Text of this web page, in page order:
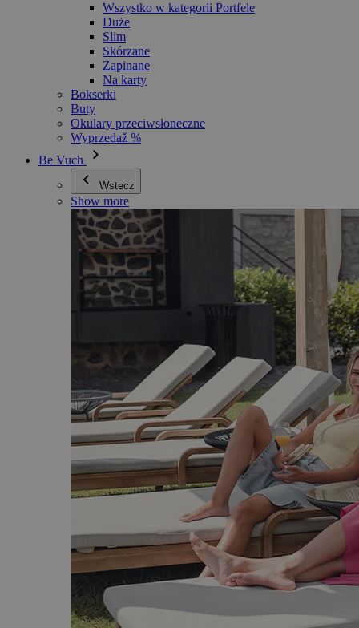
Wszystko w kategorii Portfele
Duże
Slim
Skórzane
Zapinane
Na karty
Bokserki
Buty
Okulary przeciwsłoneczne
Wyprzedaž %
Be Vuch
Wstecz
Show more